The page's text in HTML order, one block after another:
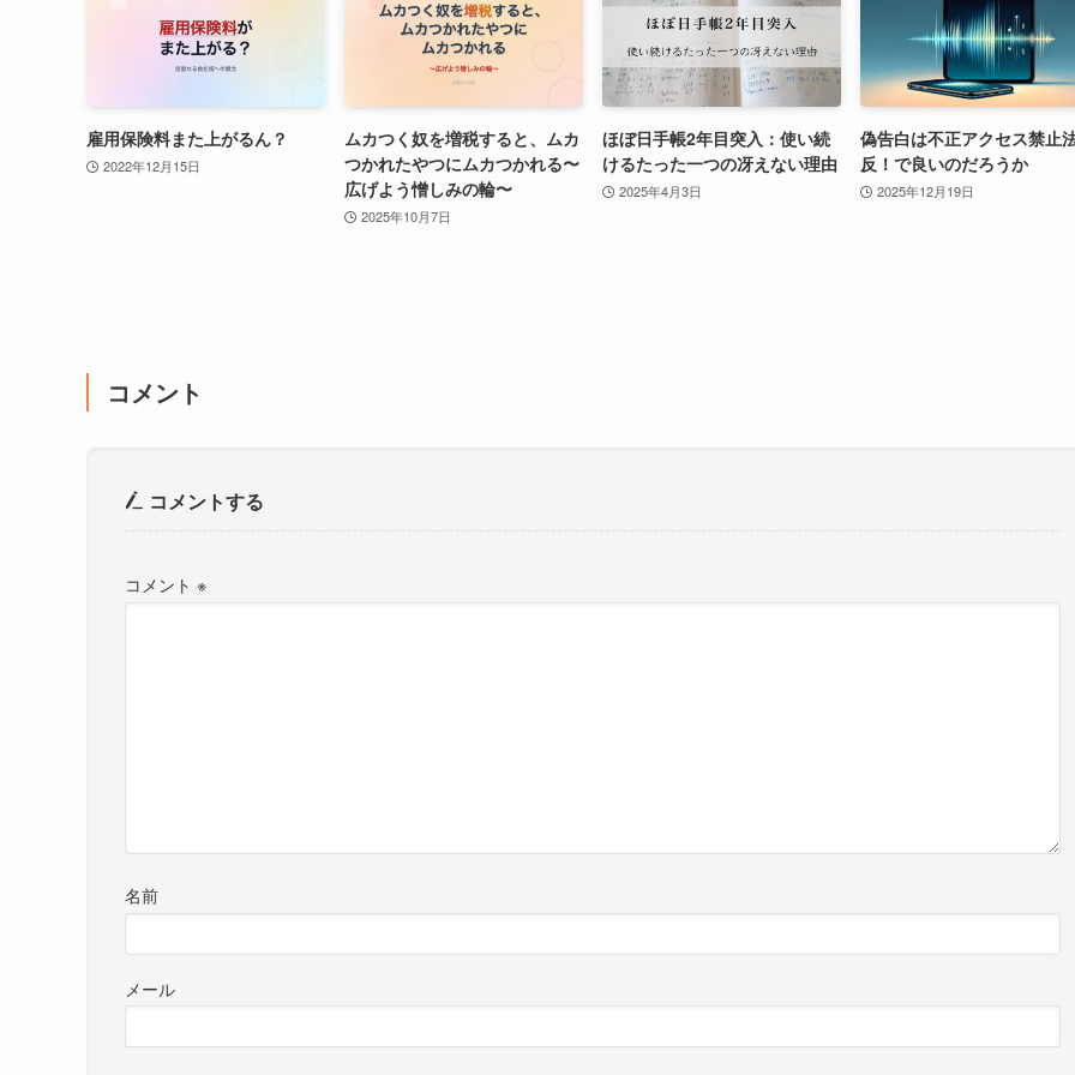
雇用保険料また上がるん？
2022年12月15日
ムカつく奴を増税すると、ムカ
つかれたやつにムカつかれる〜
広げよう憎しみの輪〜
2025年10月7日
ほぼ日手帳2年目突入：使い続
けるたった一つの冴えない理由
2025年4月3日
偽告白は不正アクセス禁止
反！で良いのだろうか
2025年12月19日
コメント
コメントする
コメント ※
名前
メール